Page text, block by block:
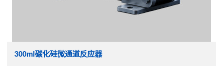
300ml碳化硅微通道反应器